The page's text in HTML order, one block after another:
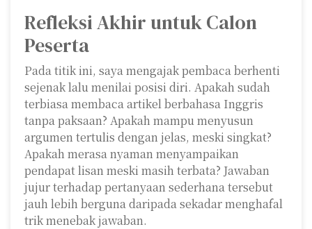
Refleksi Akhir untuk Calon
Peserta
Pada titik ini, saya mengajak pembaca berhenti
sejenak lalu menilai posisi diri. Apakah sudah
terbiasa membaca artikel berbahasa Inggris
tanpa paksaan? Apakah mampu menyusun
argumen tertulis dengan jelas, meski singkat?
Apakah merasa nyaman menyampaikan
pendapat lisan meski masih terbata? Jawaban
jujur terhadap pertanyaan sederhana tersebut
jauh lebih berguna daripada sekadar menghafal
trik menebak jawaban.